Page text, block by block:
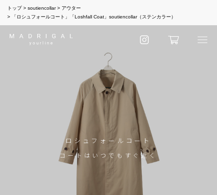
トップ soutiencollar
アウター
「ロシュフォールコート」「Loshfall Coat」soutiencollar（ステンカラー）
ロシュフォールコート
コートはいつでもすぐ近く